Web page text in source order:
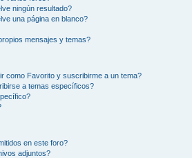
ningún resultado?
una página en blanco?
mensajes y temas?
como Favorito y suscribirme a un tema?
a temas específicos?
en este foro?
adjuntos?